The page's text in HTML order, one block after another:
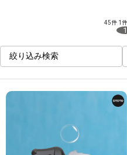
45件 1
1
絞り込み検索